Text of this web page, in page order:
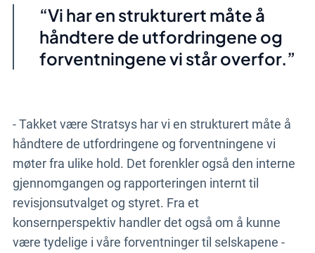
Vi har en strukturert måte å
håndtere de utfordringene og
forventningene vi står overfor.
- Takket være Stratsys har vi en strukturert måte å
håndtere de utfordringene og forventningene vi
møter fra ulike hold. Det forenkler også den interne
gjennomgangen og rapporteringen internt til
revisjonsutvalget og styret. Fra et
konsernperspektiv handler det også om å kunne
være tydelige i våre forventninger til selskapene -